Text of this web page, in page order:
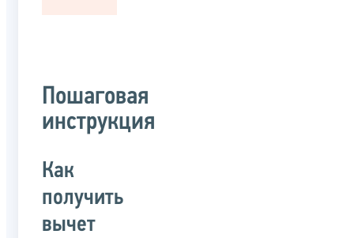
Пошаговая
инструкция
Как
получить
вычет